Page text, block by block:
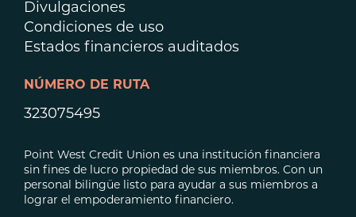
Divulgaciones
Condiciones de uso
Estados financieros auditados
NÚMERO DE RUTA
323075495
Point West Credit Union es una institución financiera
sin fines de lucro propiedad de sus miembros. Con un
personal bilingüe listo para ayudar a sus miembros a
lograr el empoderamiento financiero.